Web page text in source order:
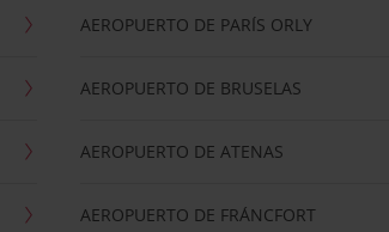
AEROPUERTO DE PARÍS ORLY
AEROPUERTO DE BRUSELAS
AEROPUERTO DE ATENAS
AEROPUERTO DE FRÁNCFORT